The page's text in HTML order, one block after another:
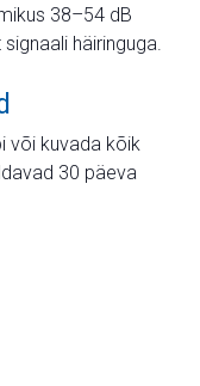
38–54 dB
häiringuga.
või kuvada kõik
30 päeva